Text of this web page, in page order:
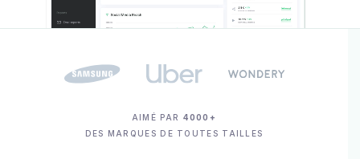
AIMÉ PAR 4000+
DES MARQUES DE TOUTES TAILLES